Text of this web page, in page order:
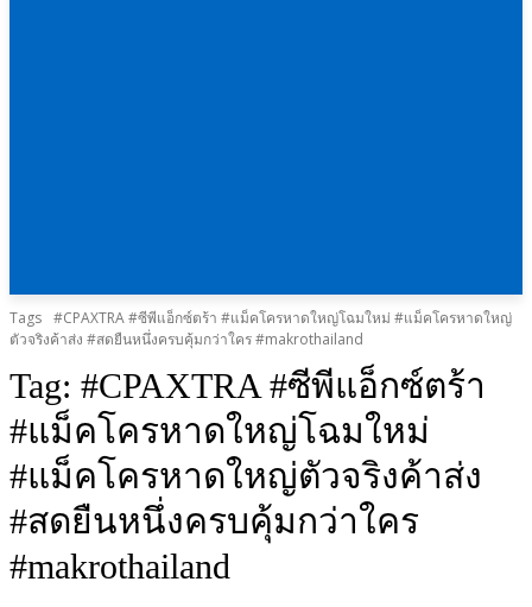
Tags #CPAXTRA #ซีพีแอ็กซ์ตร้า #แม็คโครหาดใหญ่โฉมใหม่ #แม็คโครหาดใหญ่
ตัวจริงค้าส่ง #สดยืนหนึ่งครบคุ้มกว่าใคร #makrothailand
Tag: #CPAXTRA #ซีพีแอ็กซ์ตร้า
#แม็คโครหาดใหญ่โฉมใหม่
#แม็คโครหาดใหญ่ตัวจริงค้าส่ง
#สดยืนหนึ่งครบคุ้มกว่าใคร
#makrothailand